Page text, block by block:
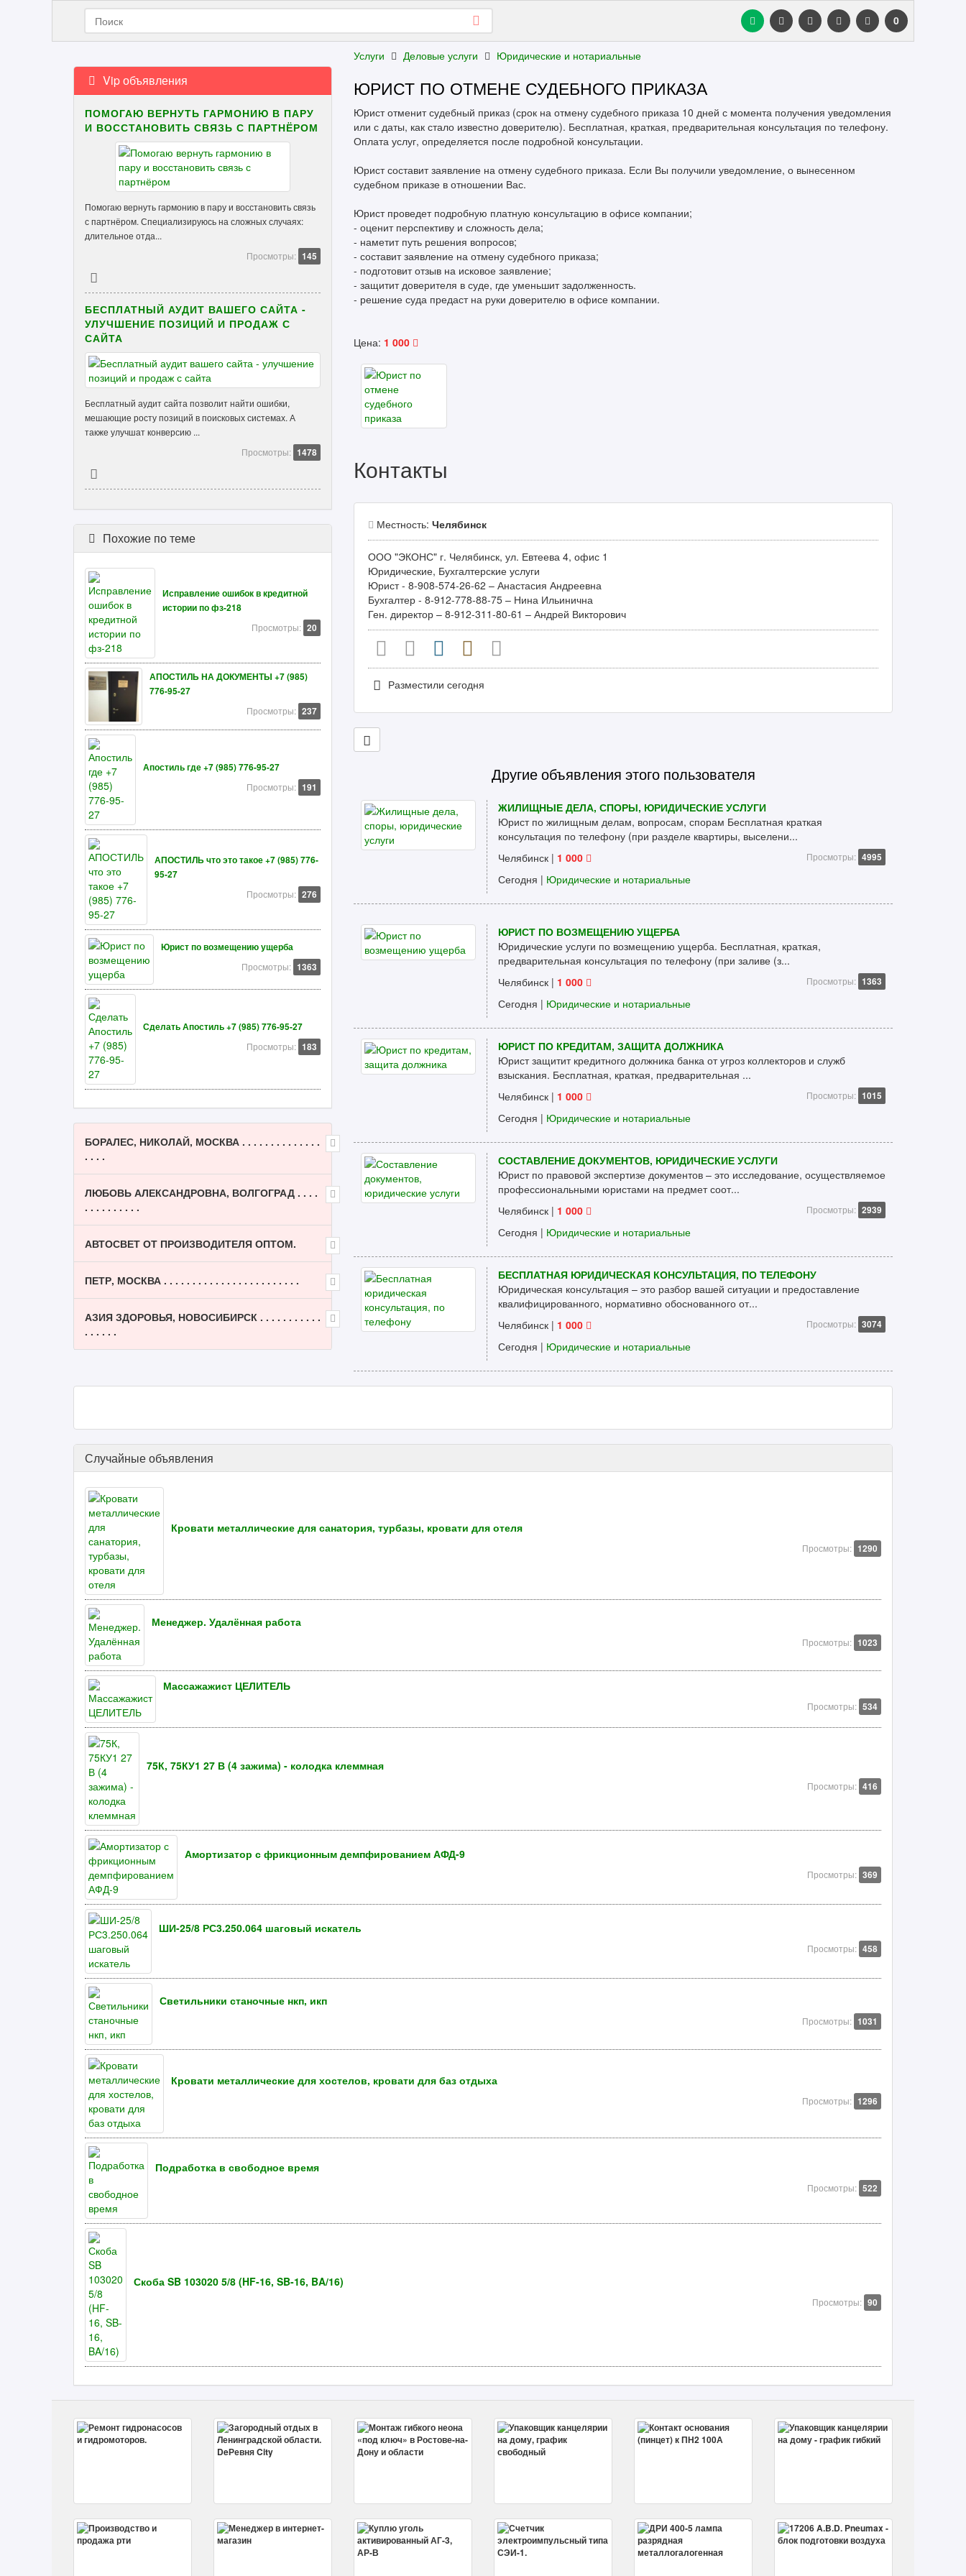
0
Услуги Деловые услуги Юридические и нотариальные
ЮРИСТ ПО ОТМЕНЕ СУДЕБНОГО ПРИКАЗА
Юрист отменит судебный приказ (срок на отмену судебного приказа 10 дней с момента получения уведомления
или с даты, как стало известно доверителю). Бесплатная, краткая, предварительная консультация по телефону.
Оплата услуг, определяется после подробной консультации.
Юрист составит заявление на отмену судебного приказа. Если Вы получили уведомление, о вынесенном
судебном приказе в отношении Вас.
Юрист проведет подробную платную консультацию в офисе компании;
- оценит перспективу и сложность дела;
- наметит путь решения вопросов;
- составит заявление на отмену судебного приказа;
- подготовит отзыв на исковое заявление;
- защитит доверителя в суде, где уменьшит задолженность.
- решение суда предаст на руки доверителю в офисе компании.
Цена: 1 000
Контакты
Местность: Челябинск
ООО "ЭКОНС" г. Челябинск, ул. Евтеева 4, офис 1
Юридические, Бухгалтерские услуги
Юрист - 8-908-574-26-62 – Анастасия Андреевна
Бухгалтер - 8-912-778-88-75 – Нина Ильинична
Ген. директор – 8-912-311-80-61 – Андрей Викторович
Разместили сегодня
Другие объявления этого пользователя
ЖИЛИЩНЫЕ ДЕЛА, СПОРЫ, ЮРИДИЧЕСКИЕ УСЛУГИ
Юрист по жилищным делам, вопросам, спорам Бесплатная краткая
консультация по телефону (при разделе квартиры, выселени...
Челябинск | 1 000 Просмотры: 4995
Сегодня | Юридические и нотариальные
ЮРИСТ ПО ВОЗМЕЩЕНИЮ УЩЕРБА
Юридические услуги по возмещению ущерба. Бесплатная, краткая,
предварительная консультация по телефону (при заливе (з...
Челябинск | 1 000 Просмотры: 1363
Сегодня | Юридические и нотариальные
ЮРИСТ ПО КРЕДИТАМ, ЗАЩИТА ДОЛЖНИКА
Юрист защитит кредитного должника банка от угроз коллекторов и служб
взыскания. Бесплатная, краткая, предварительная ...
Челябинск | 1 000 Просмотры: 1015
Сегодня | Юридические и нотариальные
СОСТАВЛЕНИЕ ДОКУМЕНТОВ, ЮРИДИЧЕСКИЕ УСЛУГИ
Юрист по правовой экспертизе документов – это исследование, осуществляемое
профессиональными юристами на предмет соот...
Челябинск | 1 000 Просмотры: 2939
Сегодня | Юридические и нотариальные
БЕСПЛАТНАЯ ЮРИДИЧЕСКАЯ КОНСУЛЬТАЦИЯ, ПО ТЕЛЕФОНУ
Юридическая консультация – это разбор вашей ситуации и предоставление
квалифицированного, нормативно обоснованного от...
Челябинск | 1 000 Просмотры: 3074
Сегодня | Юридические и нотариальные
Vip объявления
ПОМОГАЮ ВЕРНУТЬ ГАРМОНИЮ В ПАРУ
И ВОССТАНОВИТЬ СВЯЗЬ С ПАРТНЁРОМ
Помогаю вернуть гармонию в пару и восстановить связь
с партнёром. Специализируюсь на сложных случаях:
длительное отда...
Просмотры: 145
БЕСПЛАТНЫЙ АУДИТ ВАШЕГО САЙТА -
УЛУЧШЕНИЕ ПОЗИЦИЙ И ПРОДАЖ С
САЙТА
Бесплатный аудит сайта позволит найти ошибки,
мешающие росту позиций в поисковых системах. А
также улучшат конверсию ...
Просмотры: 1478
Похожие по теме
Исправление ошибок в кредитной
истории по фз-218
Просмотры: 20
АПОСТИЛЬ НА ДОКУМЕНТЫ +7 (985)
776-95-27
Просмотры: 237
Апостиль где +7 (985) 776-95-27
Просмотры: 191
АПОСТИЛЬ что это такое +7 (985) 776-
95-27
Просмотры: 276
Юрист по возмещению ущерба
Просмотры: 1363
Сделать Апостиль +7 (985) 776-95-27
Просмотры: 183
БОРАЛЕС, НИКОЛАЙ, МОСКВА . . . . . . . . . . . . . .
. . . .
ЛЮБОВЬ АЛЕКСАНДРОВНА, ВОЛГОГРАД . . . .
. . . . . . . . . .
АВТОСВЕТ ОТ ПРОИЗВОДИТЕЛЯ ОПТОМ.
ПЕТР, МОСКВА . . . . . . . . . . . . . . . . . . . . . . . .
АЗИЯ ЗДОРОВЬЯ, НОВОСИБИРСК . . . . . . . . . . .
. . . . . .
Случайные объявления
Кровати металлические для санатория, турбазы, кровати для отеля
Просмотры: 1290
Менеджер. Удалённая работа
Просмотры: 1023
Массажажист ЦЕЛИТЕЛЬ
Просмотры: 534
75К, 75КУ1 27 В (4 зажима) - колодка клеммная
Просмотры: 416
Амортизатор с фрикционным демпфированием АФД-9
Просмотры: 369
ШИ-25/8 РС3.250.064 шаговый искатель
Просмотры: 458
Светильники станочные нкп, икп
Просмотры: 1031
Кровати металлические для хостелов, кровати для баз отдыха
Просмотры: 1296
Подработка в свободное время
Просмотры: 522
Скоба SB 103020 5/8 (HF-16, SB-16, BA/16)
Просмотры: 90